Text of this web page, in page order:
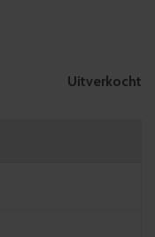
Uitverkocht